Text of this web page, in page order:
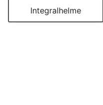
Integralhelme